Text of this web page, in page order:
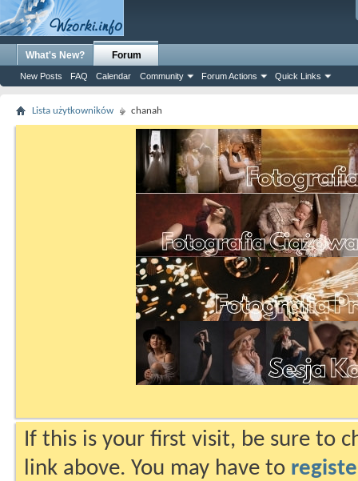
What's New? Forum
New Posts FAQ Calendar Community Forum Actions Quick Links
Lista użytkowników chanah
If this is your first visit, be sure to
link above. You may have to